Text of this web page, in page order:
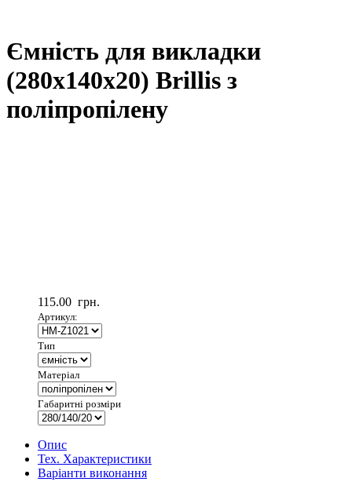
Ємність для викладки
(280x140x20) Brillis з
поліпропілену
115.00 грн.
Артикул:
Тип
Матеріал
Габаритні розміри
Опис
Тех. Характеристики
Варіанти виконання